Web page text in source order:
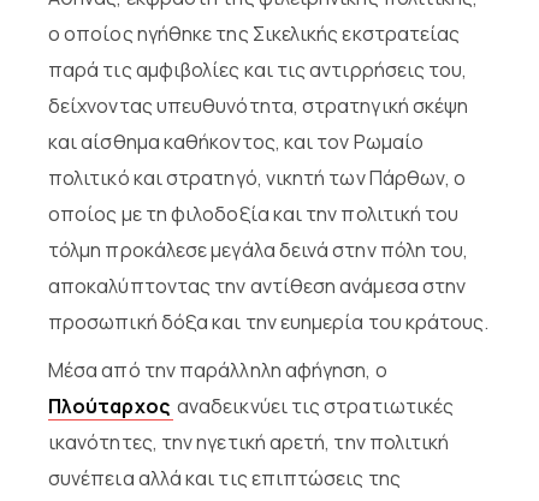
ο οποίος ηγήθηκε της Σικελικής εκστρατείας
παρά τις αμφιβολίες και τις αντιρρήσεις του,
δείχνοντας υπευθυνότητα, στρατηγική σκέψη
και αίσθημα καθήκοντος, και τον Ρωμαίο
πολιτικό και στρατηγό, νικητή των Πάρθων, ο
οποίος με τη φιλοδοξία και την πολιτική του
τόλμη προκάλεσε μεγάλα δεινά στην πόλη του,
αποκαλύπτοντας την αντίθεση ανάμεσα στην
προσωπική δόξα και την ευημερία του κράτους.
Μέσα από την παράλληλη αφήγηση, ο
Πλούταρχος αναδεικνύει τις στρατιωτικές
ικανότητες, την ηγετική αρετή, την πολιτική
συνέπεια αλλά και τις επιπτώσεις της